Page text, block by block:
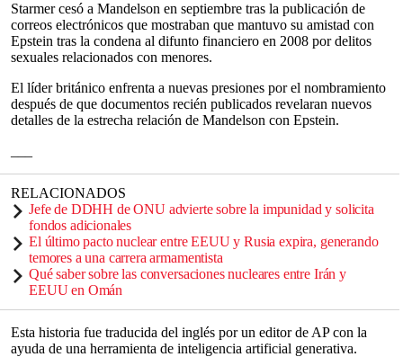
Starmer cesó a Mandelson en septiembre tras la publicación de
correos electrónicos que mostraban que mantuvo su amistad con
Epstein tras la condena al difunto financiero en 2008 por delitos
sexuales relacionados con menores.
El líder británico enfrenta a nuevas presiones por el nombramiento
después de que documentos recién publicados revelaran nuevos
detalles de la estrecha relación de Mandelson con Epstein.
RELACIONADOS
Jefe de DDHH de ONU advierte sobre la impunidad y solicita
fondos adicionales
El último pacto nuclear entre EEUU y Rusia expira, generando
temores a una carrera armamentista
Qué saber sobre las conversaciones nucleares entre Irán y
EEUU en Omán
Esta historia fue traducida del inglés por un editor de AP con la
ayuda de una herramienta de inteligencia artificial generativa.